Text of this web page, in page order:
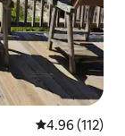
औसत रेटिंग 5 में से
4.96 (112)